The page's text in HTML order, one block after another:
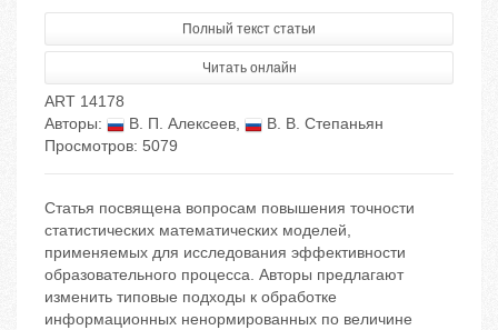
Полный текст статьи
Читать онлайн
ART 14178
Авторы:
В. П. Алексеев,
В. В. Степаньян
Просмотров: 5079
Статья посвящена вопросам повышения точности
статистических математических моделей,
применяемых для исследования эффективности
образовательного процесса. Авторы предлагают
изменить типовые подходы к обработке
информационных ненормированных по величине